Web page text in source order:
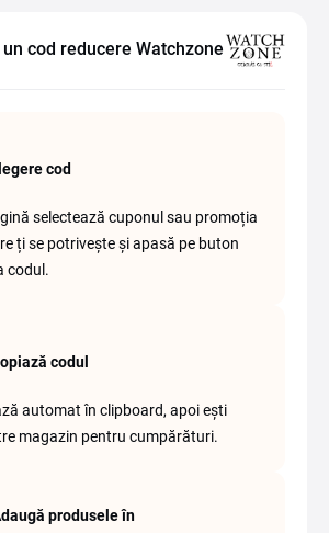
cod reducere Watchzone
cod
selectează cuponul sau promoția
ți se potrivește și apasă pe buton
codul.
codul
automat în clipboard, apoi ești
magazin pentru cumpărături.
produsele în